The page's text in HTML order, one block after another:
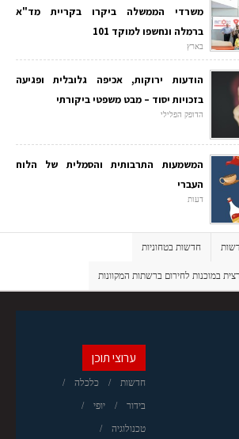
משרדי הממשלה ביקרו בקריית מד"א
ברמלה ונחשפו למוקד 101
בארץ
הודעות ירוקות, אכיפה גלובלית ופגיעה
בזכויות יסוד – מבט משפטי ביקורתי
הדופק הפלילי
המשמעות התרבותית והסמלית של הלוח
העברי
דעות
חדשות בטחוניות
במוכנות לחירום ברשתות המקוונות
ערוצי תוכן
חדשות כלכלה
בידור יופי
טכנולוגיה